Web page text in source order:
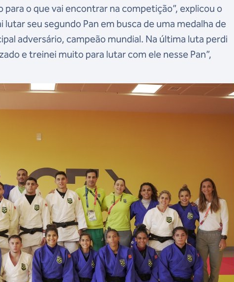
o que vai encontrar na competição”, explicou o
lutar seu segundo Pan em busca de uma medalha de
adversário, campeão mundial. Na última luta perdi
e treinei muito para lutar com ele nesse Pan”,